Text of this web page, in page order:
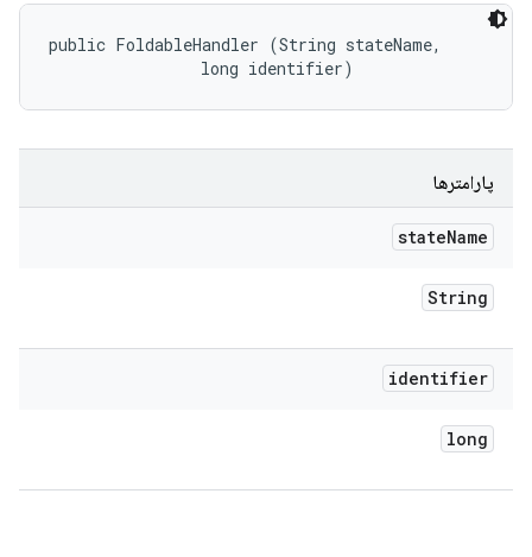
public FoldableHandler (String stateName,
                long identifier)
پارامترها
stateName
String
identifier
long